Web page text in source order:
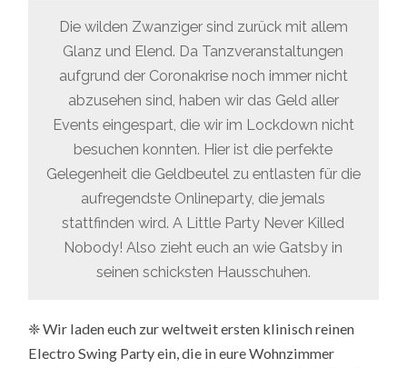
Die wilden Zwanziger sind zurück mit allem
Glanz und Elend. Da Tanzveranstaltungen
aufgrund der Coronakrise noch immer nicht
abzusehen sind, haben wir das Geld aller
Events eingespart, die wir im Lockdown nicht
besuchen konnten. Hier ist die perfekte
Gelegenheit die Geldbeutel zu entlasten für die
aufregendste Onlineparty, die jemals
stattfinden wird. A Little Party Never Killed
Nobody! Also zieht euch an wie Gatsby in
seinen schicksten Hausschuhen.
❈Wir laden euch zur weltweit ersten klinisch reinen
Electro Swing Party ein, die in eure Wohnzimmer